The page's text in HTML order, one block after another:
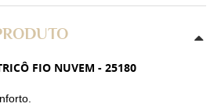
FIO NUVEM - 25180